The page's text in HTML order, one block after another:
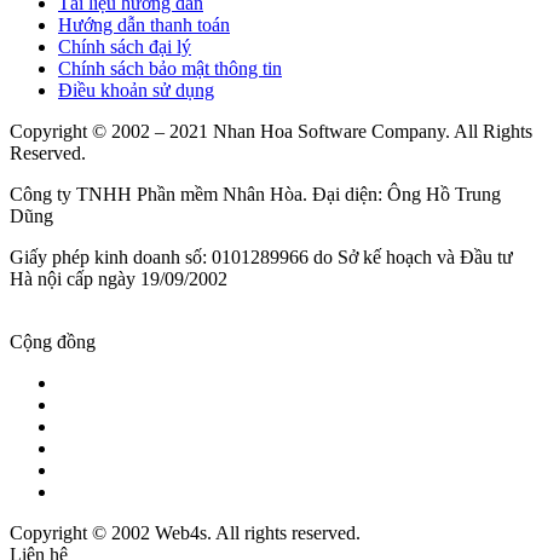
Hướng dẫn thanh toán
Chính sách đại lý
Chính sách bảo mật thông tin
Điều khoản sử dụng
Copyright © 2002 – 2021 Nhan Hoa Software Company. All Rights
Reserved.
Công ty TNHH Phần mềm Nhân Hòa. Đại diện: Ông Hồ Trung
Dũng
Giấy phép kinh doanh số: 0101289966 do Sở kế hoạch và Đầu tư
Hà nội cấp ngày 19/09/2002
Cộng đồng
Copyright © 2002 Web4s. All rights reserved.
Liên hệ